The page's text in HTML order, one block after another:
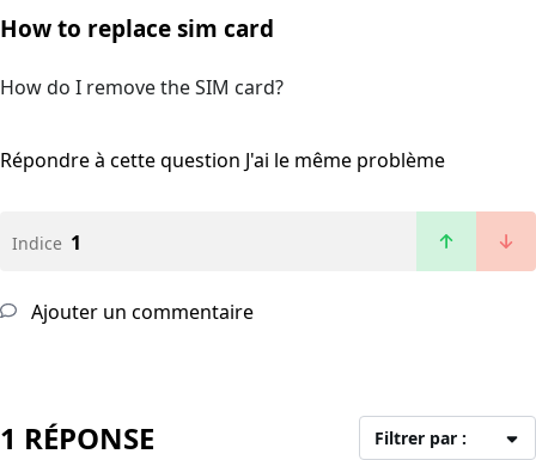
How to replace sim card
How do I remove the SIM card?
Répondre à cette question J'ai le même problème
Indice 1
Ajouter un commentaire
1 RÉPONSE Filtrer par :